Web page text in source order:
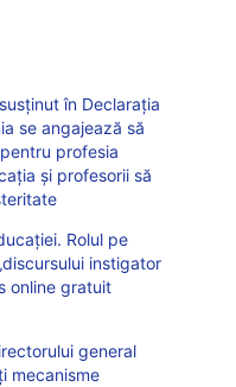
în Declarația
se angajează să
profesia
și profesorii să
Rolul pe
instigator
online gratuit
general
mecanisme